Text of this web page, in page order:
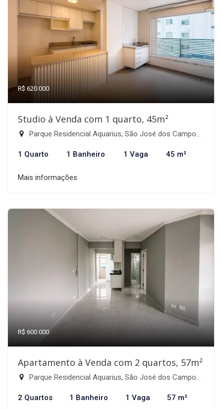
R$ 620.000
Studio à Venda com 1 quarto, 45m²
Parque Residencial Aquarius, São José dos Campos-SP
1 Quarto 1 Banheiro 1 Vaga 45 m²
Mais informações
R$ 600.000
Apartamento à Venda com 2 quartos, 57m²
Parque Residencial Aquarius, São José dos Campos-SP
2 Quartos 1 Banheiro 1 Vaga 57 m²